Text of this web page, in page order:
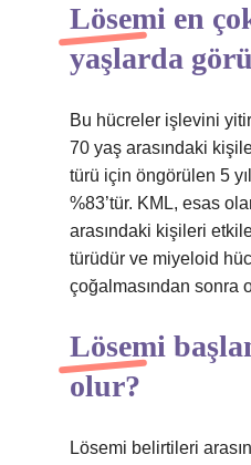
Lösemi en
yaşlarda
Bu hücreler işlevini
70 yaş arasındaki
türü için öngörülen 5
%83’tür. KML, esas
arasındaki kişileri
türüdür ve miyeloid
çoğalmasından sonra
Lösemi
olur?
Lösemi belirtileri